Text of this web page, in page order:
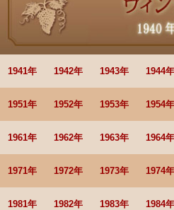
1941年 1942年 1943年 1944年
1951年 1952年 1953年 1954年
1961年 1962年 1963年 1964年
1971年 1972年 1973年 1974年
1981年 1982年 1983年 1984年